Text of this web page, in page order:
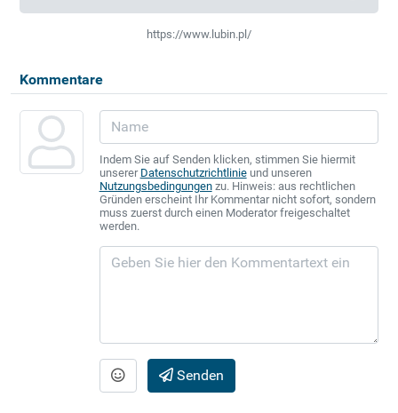
https://www.lubin.pl/
Kommentare
Indem Sie auf Senden klicken, stimmen Sie hiermit
unserer Datenschutzrichtlinieund unseren
Nutzungsbedingungenzu. Hinweis: aus rechtlichen
Gründen erscheint Ihr Kommentar nicht sofort, sondern
muss zuerst durch einen Moderator freigeschaltet
werden.
Senden